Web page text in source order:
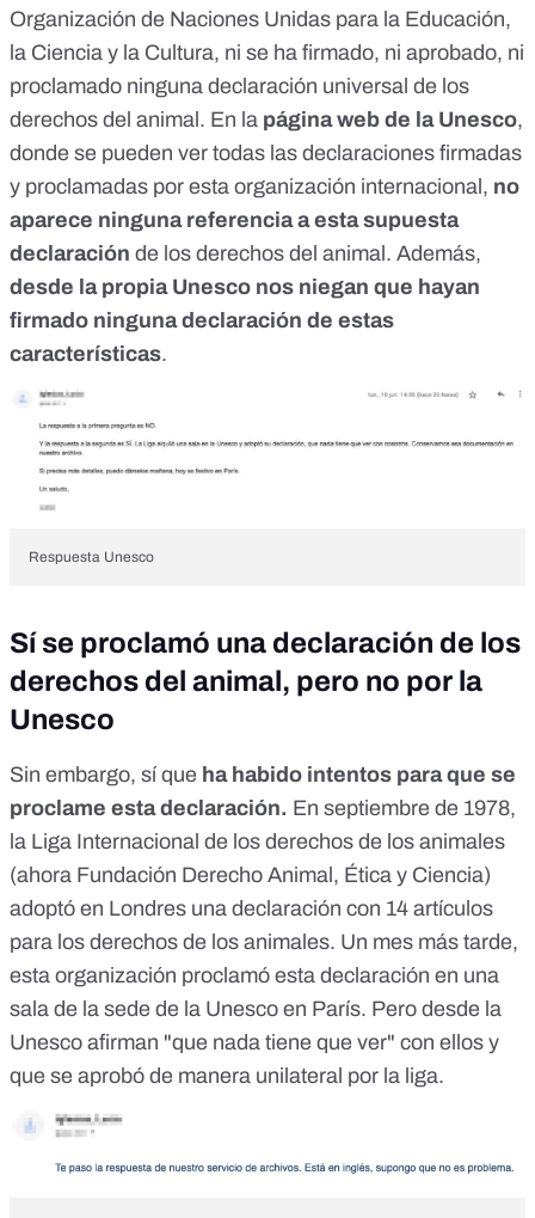
Organización de Naciones Unidas para la Educación,
la Ciencia y la Cultura, ni se ha firmado, ni aprobado, ni
proclamado ninguna declaración universal de los
derechos del animal. En la página web de la Unesco,
donde se pueden ver todas las declaraciones firmadas
y proclamadas por esta organización internacional, no
aparece ninguna referencia a esta supuesta
declaración de los derechos del animal. Además,
desde la propia Unesco nos niegan que hayan
firmado ninguna declaración de estas
características.
Respuesta Unesco
Sí se proclamó una declaración de los
derechos del animal, pero no por la
Unesco
Sin embargo, sí que ha habido intentos para que se
proclame esta declaración. En septiembre de 1978,
la Liga Internacional de los derechos de los animales
(ahora Fundación Derecho Animal, Ética y Ciencia)
adoptó en Londres una declaración con 14 artículos
para los derechos de los animales. Un mes más tarde,
esta organización proclamó esta declaración en una
sala de la sede de la Unesco en París. Pero desde la
Unesco afirman "que nada tiene que ver" con ellos y
que se aprobó de manera unilateral por la liga.